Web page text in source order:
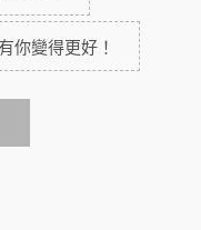
你變得更好！